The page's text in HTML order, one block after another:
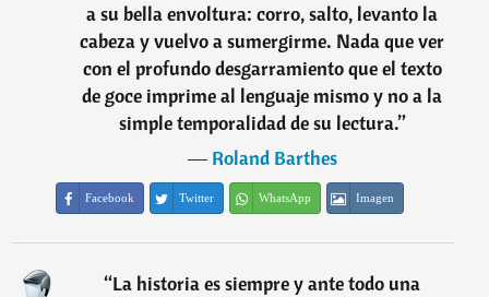
a su bella envoltura: corro, salto, levanto la
cabeza y vuelvo a sumergirme. Nada que ver
con el profundo desgarramiento que el texto
de goce imprime al lenguaje mismo y no a la
simple temporalidad de su lectura.”
―Roland Barthes
Facebook Twitter WhatsApp Imagen
“La historia es siempre y ante todo una